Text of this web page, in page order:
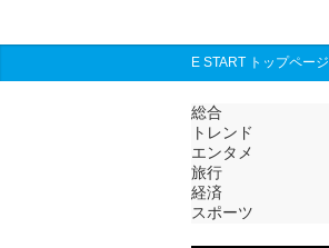
E START トップページ
総合
トレンド
エンタメ
旅行
経済
スポーツ